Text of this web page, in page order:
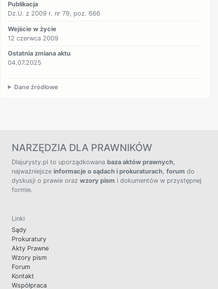
Publikacja
Dz.U. z 2009 r. nr 79, poz. 666
Wejście w życie
12 czerwca 2009
Ostatnia zmiana aktu
04.07.2025
Dane źródłowe
NARZĘDZIA DLA PRAWNIKÓW
Dlajurysty.pl to uporządkowana baza aktów prawnych,
najważniejsze informacje o sądach i prokuraturach, forum do
dyskusji o prawie oraz wzory pism i dokumentów w przystępnej
formie.
Linki
Sądy
Prokuratury
Akty Prawne
Wzory pism
Forum
Kontakt
Współpraca